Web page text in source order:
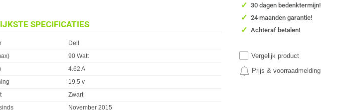
SPECIFICATIES
Dell
90 Watt
4.62 A
19.5 v
Zwart
November 2015
✓ 30 dagen bedenktermijn!
✓ 24 maanden garantie!
✓ Achteraf betalen!
Vergelijk product
Prijs & voorraadmelding